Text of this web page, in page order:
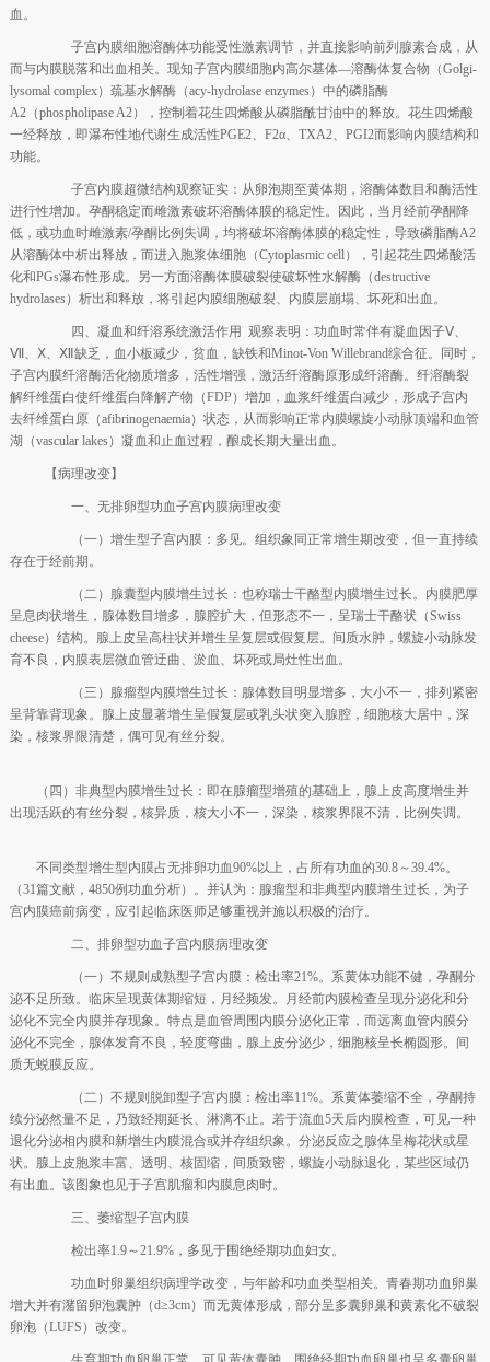
血。
子宫内膜细胞溶酶体功能受性激素调节，并直接影响前列腺素合成，从
而与内膜脱落和出血相关。现知子宫内膜细胞内高尔基体—溶酶体复合物（Golgi-
lysomal complex）巯基水解酶（acy-hydrolase enzymes）中的磷脂酶
A2（phospholipase A2），控制着花生四烯酸从磷脂酰甘油中的释放。花生四烯酸
一经释放，即瀑布性地代谢生成活性PGE2、F2α、TXA2、PGI2而影响内膜结构和
功能。
子宫内膜超微结构观察证实：从卵泡期至黄体期，溶酶体数目和酶活性
进行性增加。孕酮稳定而雌激素破坏溶酶体膜的稳定性。因此，当月经前孕酮降
低，或功血时雌激素/孕酮比例失调，均将破坏溶酶体膜的稳定性，导致磷脂酶A2
从溶酶体中析出释放，而进入胞浆体细胞（Cytoplasmic cell），引起花生四烯酸活
化和PGs瀑布性形成。另一方面溶酶体膜破裂使破坏性水解酶（destructive
hydrolases）析出和释放，将引起内膜细胞破裂、内膜层崩塌、坏死和出血。
四、凝血和纤溶系统激活作用 观察表明：功血时常伴有凝血因子Ⅴ、
Ⅶ、Ⅹ、Ⅻ缺乏，血小板减少，贫血，缺铁和Minot-Von Willebrand综合征。同时，
子宫内膜纤溶酶活化物质增多，活性增强，激活纤溶酶原形成纤溶酶。纤溶酶裂
解纤维蛋白使纤维蛋白降解产物（FDP）增加，血浆纤维蛋白减少，形成子宫内
去纤维蛋白原（afibrinogenaemia）状态，从而影响正常内膜螺旋小动脉顶端和血管
湖（vascular lakes）凝血和止血过程，酿成长期大量出血。
【病理改变】
一、无排卵型功血子宫内膜病理改变
（一）增生型子宫内膜：多见。组织象同正常增生期改变，但一直持续
存在于经前期。
（二）腺囊型内膜增生过长：也称瑞士干酪型内膜增生过长。内膜肥厚
呈息肉状增生，腺体数目增多，腺腔扩大，但形态不一，呈瑞士干酪状（Swiss
cheese）结构。腺上皮呈高柱状并增生呈复层或假复层。间质水肿，螺旋小动脉发
育不良，内膜表层微血管迂曲、淤血、坏死或局灶性出血。
（三）腺瘤型内膜增生过长：腺体数目明显增多，大小不一，排列紧密
呈背靠背现象。腺上皮显著增生呈假复层或乳头状突入腺腔，细胞核大居中，深
染，核浆界限清楚，偶可见有丝分裂。
（四）非典型内膜增生过长：即在腺瘤型增殖的基础上，腺上皮高度增生并
出现活跃的有丝分裂，核异质，核大小不一，深染，核浆界限不清，比例失调。
不同类型增生型内膜占无排卵功血90%以上，占所有功血的30.8～39.4%。
（31篇文献，4850例功血分析）。并认为：腺瘤型和非典型内膜增生过长，为子
宫内膜癌前病变，应引起临床医师足够重视并施以积极的治疗。
二、排卵型功血子宫内膜病理改变
（一）不规则成熟型子宫内膜：检出率21%。系黄体功能不健，孕酮分
泌不足所致。临床呈现黄体期缩短，月经频发。月经前内膜检查呈现分泌化和分
泌化不完全内膜并存现象。特点是血管周围内膜分泌化正常，而远离血管内膜分
泌化不完全，腺体发育不良，轻度弯曲，腺上皮分泌少，细胞核呈长椭圆形。间
质无蜕膜反应。
（二）不规则脱卸型子宫内膜：检出率11%。系黄体萎缩不全，孕酮持
续分泌然量不足，乃致经期延长、淋漓不止。若于流血5天后内膜检查，可见一种
退化分泌相内膜和新增生内膜混合或并存组织象。分泌反应之腺体呈梅花状或星
状。腺上皮胞浆丰富、透明、核固缩，间质致密，螺旋小动脉退化，某些区域仍
有出血。该图象也见于子宫肌瘤和内膜息肉时。
三、萎缩型子宫内膜
检出率1.9～21.9%，多见于围绝经期功血妇女。
功血时卵巢组织病理学改变，与年龄和功血类型相关。青春期功血卵巢
增大并有潴留卵泡囊肿（d≥3cm）而无黄体形成，部分呈多囊卵巢和黄素化不破裂
卵泡（LUFS）改变。